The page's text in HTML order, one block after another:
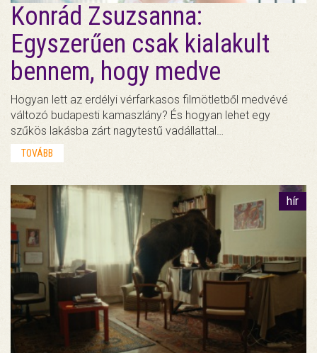
Konrád Zsuzsanna:
Egyszerűen csak kialakult
bennem, hogy medve
Hogyan lett az erdélyi vérfarkasos filmötletből medvévé
változó budapesti kamaszlány? És hogyan lehet egy
szűkös lakásba zárt nagytestű vadállattal…
TOVÁBB
hír